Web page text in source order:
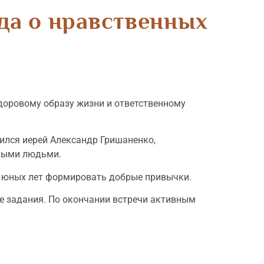
о нравственных
образу жизни и ответственному
иерей Александр Гришаненко,
людьми.
юных лет формировать добрые привычки.
задания. По окончании встречи активным